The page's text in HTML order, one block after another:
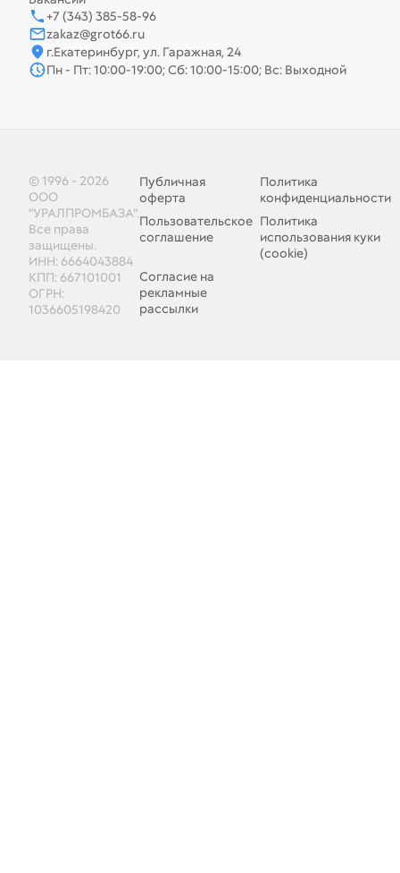
+7 (343) 385-58-96
zakaz@grot66.ru
г.Екатеринбург, ул. Гаражная, 24
Пн - Пт: 10:00-19:00; Сб: 10:00-15:00; Вс: Выходной
© 1996 - 2026
ООО
"УРАЛПРОМБАЗА".
Все права
защищены.
ИНН: 6664043884
КПП: 667101001
ОГРН:
1036605198420
Публичная
оферта
Политика
конфиденциальности
Пользовательское
соглашение
Политика
использования куки
(cookie)
Согласие на
рекламные
рассылки